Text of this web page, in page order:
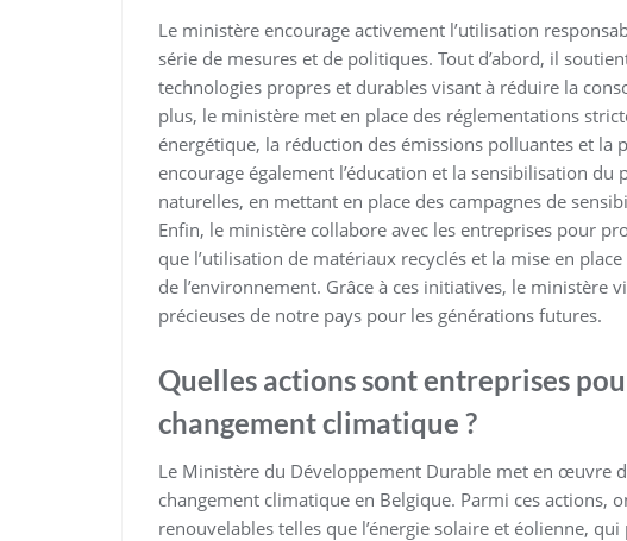
Le ministère encourage activement l’utilisation
série de mesures et de politiques. Tout d’abord, il
technologies propres et durables visant à réduire la
plus, le ministère met en place des réglementations
énergétique, la réduction des émissions polluantes et la
encourage également l’éducation et la sensibilisation
naturelles, en mettant en place des campagnes de
Enfin, le ministère collabore avec les entreprises pour
que l’utilisation de matériaux recyclés et la mise en
de l’environnement. Grâce à ces initiatives, le ministère
précieuses de notre pays pour les générations futures.
Quelles actions sont entreprises
changement climatique ?
Le Ministère du Développement Durable met en œuvre
changement climatique en Belgique. Parmi ces actions,
renouvelables telles que l’énergie solaire et éolienne,